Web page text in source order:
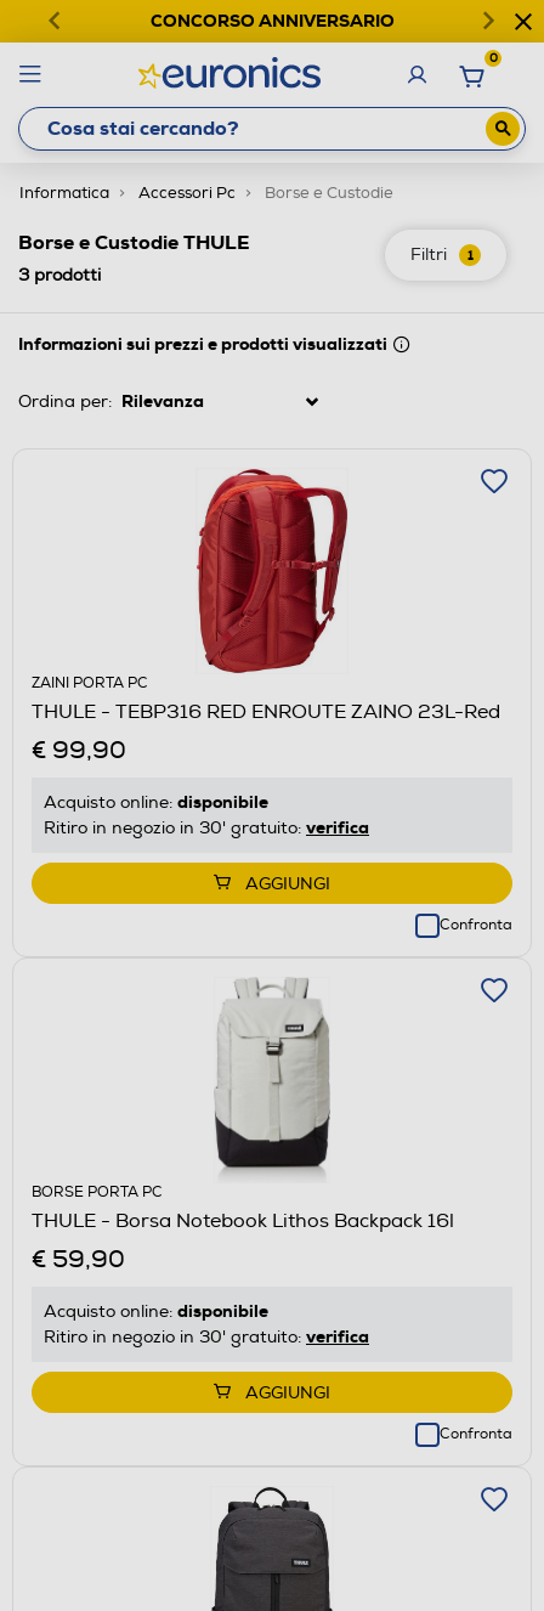
CONCORSO ANNIVERSARIO
0
Informatica Accessori Pc Borse e Custodie
Filtri 1
Borse e Custodie THULE
3prodotti
Informazioni sui prezzi e prodotti visualizzati
Ordina per:
ZAINI PORTA PC
THULE - TEBP316 RED ENROUTE ZAINO 23L-Red
€ 99,90
Acquisto online: disponibile
Ritiro in negozio in 30' gratuito: verifica
AGGIUNGI
Confronta
BORSE PORTA PC
THULE - Borsa Notebook Lithos Backpack 16l
€ 59,90
Acquisto online: disponibile
Ritiro in negozio in 30' gratuito: verifica
AGGIUNGI
Confronta